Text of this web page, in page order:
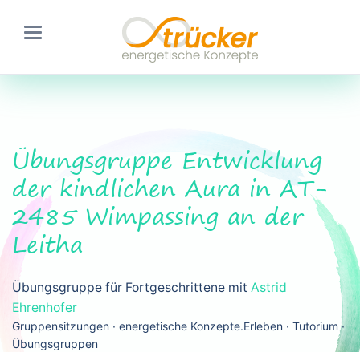
Übungsgruppe Entwicklung
der kindlichen Aura in AT-
2485 Wimpassing an der
Leitha
Übungsgruppe für Fortgeschrittene mitAstrid
Ehrenhofer
Gruppensitzungen ∙ energetische Konzepte.Erleben ∙ Tutorium ∙
Übungsgruppen